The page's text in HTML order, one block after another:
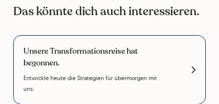
Das könnte dich auch interessieren.
Unsere Transformationsreise hat
begonnen.
Entwickle heute die Strategien für übermorgen mit
uns.